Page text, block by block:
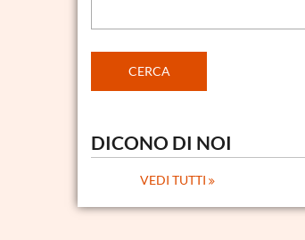
DICONO DI NOI
VEDI TUTTI